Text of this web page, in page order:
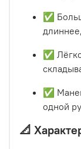
✅
✅
✅
одной
📐